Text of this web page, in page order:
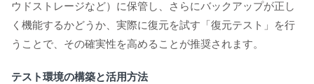
ウドストレージなど）に保管し、さらにバックアップが正し
く機能するかどうか、実際に復元を試す「復元テスト」を行
うことで、その確実性を高めることが推奨されます。
テスト環境の構築と活用方法